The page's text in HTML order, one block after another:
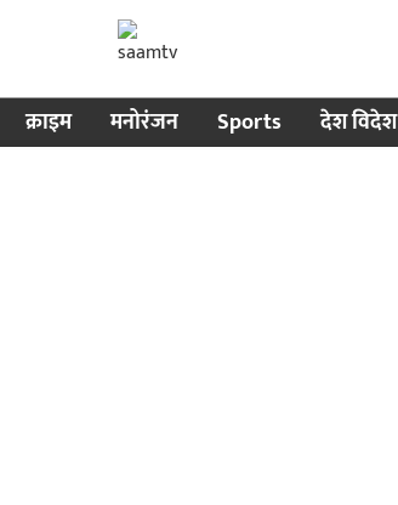
क्राइम मनोरंजन Sports देश विदेश